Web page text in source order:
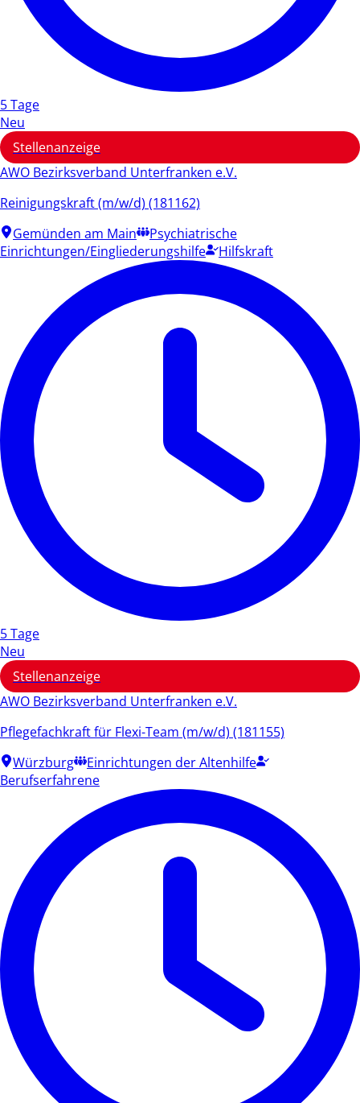
5 Tage
Neu
Stellenanzeige
AWO Bezirksverband Unterfranken e.V.
Reinigungskraft (m/w/d) (181162)
Gemünden am Main
Psychiatrische
Einrichtungen/Eingliederungshilfe
Hilfskraft
5 Tage
Neu
Stellenanzeige
AWO Bezirksverband Unterfranken e.V.
Pflegefachkraft für Flexi-Team (m/w/d) (181155)
Würzburg
Einrichtungen der Altenhilfe
Berufserfahrene